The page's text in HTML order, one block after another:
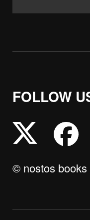
FOLLOW
© nostos books